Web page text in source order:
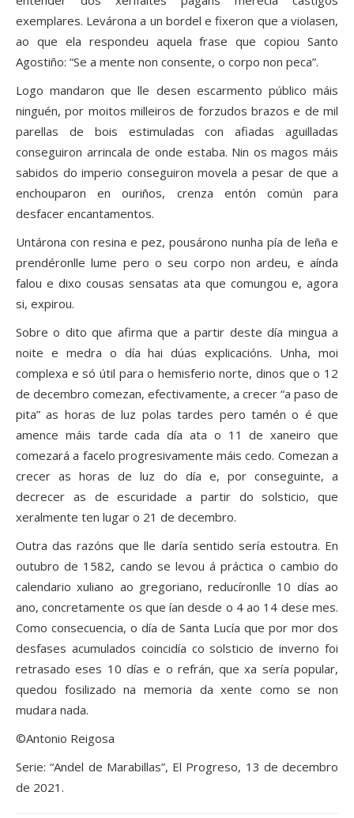
exemplares. Levárona a un bordel e fixeron que a violasen,
ao que ela respondeu aquela frase que copiou Santo
Agostiño: “Se a mente non consente, o corpo non peca”.
Logo mandaron que lle desen escarmento público máis
ninguén, por moitos milleiros de forzudos brazos e de mil
parellas de bois estimuladas con afiadas aguilladas
conseguiron arrincala de onde estaba. Nin os magos máis
sabidos do imperio conseguiron movela a pesar de que a
enchouparon en ouriños, crenza entón común para
desfacer encantamentos.
Untárona con resina e pez, pousárono nunha pía de leña e
prendéronlle lume pero o seu corpo non ardeu, e aínda
falou e dixo cousas sensatas ata que comungou e, agora
si, expirou.
Sobre o dito que afirma que a partir deste día mingua a
noite e medra o día hai dúas explicacións. Unha, moi
complexa e só útil para o hemisferio norte, dinos que o 12
de decembro comezan, efectivamente, a crecer “a paso de
pita” as horas de luz polas tardes pero tamén o é que
amence máis tarde cada día ata o 11 de xaneiro que
comezará a facelo progresivamente máis cedo. Comezan a
crecer as horas de luz do día e, por conseguinte, a
decrecer as de escuridade a partir do solsticio, que
xeralmente ten lugar o 21 de decembro.
Outra das razóns que lle daría sentido sería estoutra. En
outubro de 1582, cando se levou á práctica o cambio do
calendario xuliano ao gregoriano, reducíronlle 10 días ao
ano, concretamente os que ían desde o 4 ao 14 dese mes.
Como consecuencia, o día de Santa Lucía que por mor dos
desfases acumulados coincidía co solsticio de inverno foi
retrasado eses 10 días e o refrán, que xa sería popular,
quedou fosilizado na memoria da xente como se non
mudara nada.
©Antonio Reigosa
Serie: “Andel de Marabillas”, El Progreso, 13 de decembro
de 2021.